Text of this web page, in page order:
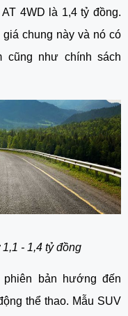
4WD là 1,4 tỷ đồng.
chung này và nó có
cũng như chính sách
- 1,4 tỷ đồng
bản hướng đến
thể thao. Mẫu SUV